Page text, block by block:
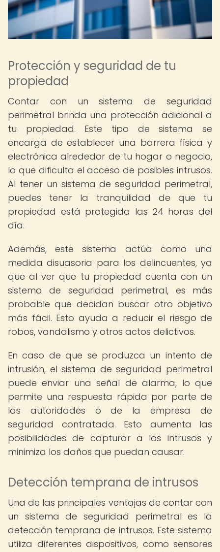
Protección y seguridad de tu
propiedad
Contar con un sistema de seguridad
perimetral brinda una protección adicional a
tu propiedad. Este tipo de sistema se
encarga de establecer una barrera física y
electrónica alrededor de tu hogar o negocio,
lo que dificulta el acceso de posibles intrusos.
Al tener un sistema de seguridad perimetral,
puedes tener la tranquilidad de que tu
propiedad está protegida las 24 horas del
día.
Además, este sistema actúa como una
medida disuasoria para los delincuentes, ya
que al ver que tu propiedad cuenta con un
sistema de seguridad perimetral, es más
probable que decidan buscar otro objetivo
más fácil. Esto ayuda a reducir el riesgo de
robos, vandalismo y otros actos delictivos.
En caso de que se produzca un intento de
intrusión, el sistema de seguridad perimetral
puede enviar una señal de alarma, lo que
permite una respuesta rápida por parte de
las autoridades o de la empresa de
seguridad contratada. Esto aumenta las
posibilidades de capturar a los intrusos y
minimiza los daños que puedan causar.
Detección temprana de intrusos
Una de las principales ventajas de contar con
un sistema de seguridad perimetral es la
detección temprana de intrusos. Este sistema
utiliza diferentes dispositivos, como sensores